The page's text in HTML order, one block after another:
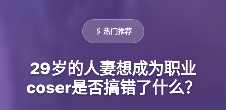
🖇️ 热门推荐
29岁的人妻想成为职业
coser是否搞错了什么？